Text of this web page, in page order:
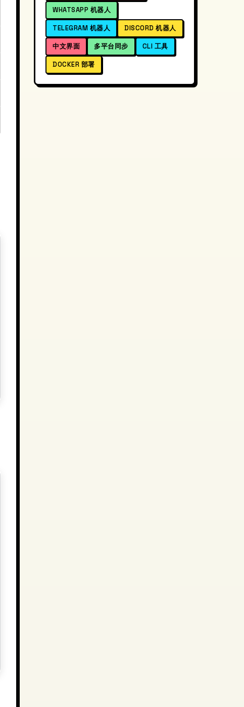
WHATSAPP 机器人
TELEGRAM 机器人 DISCORD 机器人
中文界面 多平台同步 CLI 工具
DOCKER 部署